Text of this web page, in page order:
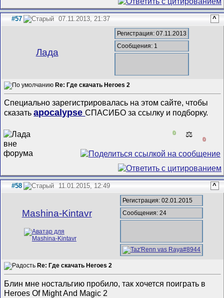
#57 07.11.2013, 21:37 ^
Лада
Регистрация: 07.11.2013
Сообщения: 1
Re: Где скачать Heroes 2
Специально зарегистрировалась на этом сайте, чтобы
сказатьapocalypseСПАСИБО за ссылку и подборку.
0 ⚖️
0
#58 11.01.2015, 12:49 ^
Mashina-Kintavr
Регистрация: 02.01.2015
Сообщения: 24
Re: Где скачать Heroes 2
Блин мне ностальгию пробило, так хочется поиграть в
Heroes Of Might And Magic 2